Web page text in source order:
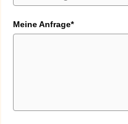
Meine Anfrage*